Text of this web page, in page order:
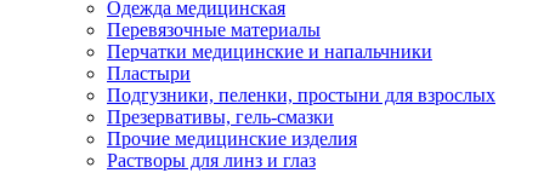
Одежда медицинская
Перевязочные материалы
Перчатки медицинские и напальчники
Пластыри
Подгузники, пеленки, простыни для взрослых
Презервативы, гель-смазки
Прочие медицинские изделия
Растворы для линз и глаз